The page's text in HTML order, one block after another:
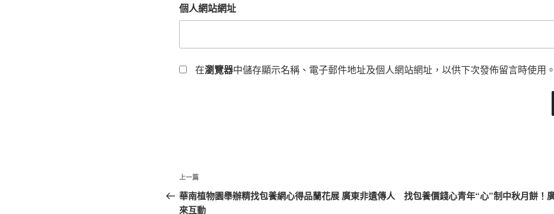
個人網站網址
在瀏覽器中儲存顯示名稱、電子郵件地址及個人網站網址，以供下次發佈留言時使用。
文
章
上
一
篇
上一篇
華南植物園舉辦精找包養網心得品蘭花展 廣東非遺傳人
來互動
找包養價錢心青年“心”制中秋月餅！